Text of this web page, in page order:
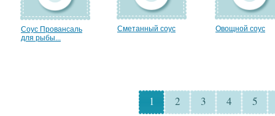
Соус Провансаль
для рыбы...
Сметанный соус Овощной соус
1 2 3 4 5